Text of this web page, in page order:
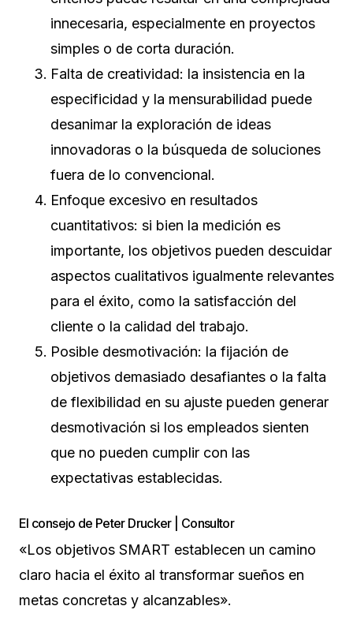
innecesaria, especialmente en proyectos
simples o de corta duración.
Falta de creatividad: la insistencia en la
especificidad y la mensurabilidad puede
desanimar la exploración de ideas
innovadoras o la búsqueda de soluciones
fuera de lo convencional.
Enfoque excesivo en resultados
cuantitativos: si bien la medición es
importante, los objetivos pueden descuidar
aspectos cualitativos igualmente relevantes
para el éxito, como la satisfacción del
cliente o la calidad del trabajo.
Posible desmotivación: la fijación de
objetivos demasiado desafiantes o la falta
de flexibilidad en su ajuste pueden generar
desmotivación si los empleados sienten
que no pueden cumplir con las
expectativas establecidas.
El consejo de Peter Drucker | Consultor
«Los objetivos SMART establecen un camino
claro hacia el éxito al transformar sueños en
metas concretas y alcanzables».